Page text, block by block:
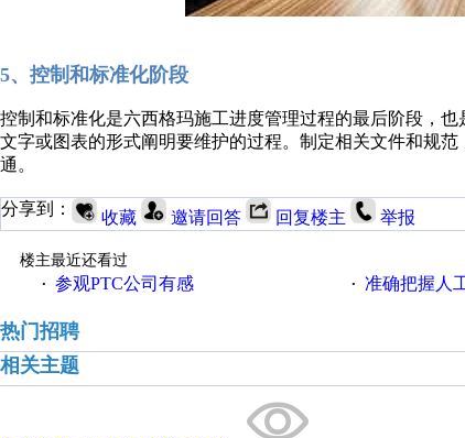
5、控制和标准化阶段
控制和标准化是六西格玛施工进度管理过程的最后阶段，
文字或图表的形式阐明要维护的过程。制定相关文件和规
通。
分享到： 收藏 邀请回答 回复楼主 举报
楼主最近还看过
· 参观PTC公司有感 · 准确把握人
热门招聘
相关主题